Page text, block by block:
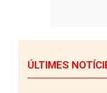
ÚLTIMES